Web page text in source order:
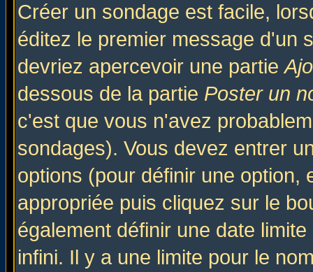
Créer un sondage est facile,
éditez le premier message d'un
devriez apercevoir une partie
dessous de la partie Poster un
c'est que vous n'avez
sondages). Vous devez entrer
options (pour définir une option,
appropriée puis cliquez sur le
également définir une date
infini. Il y a une limite pour le